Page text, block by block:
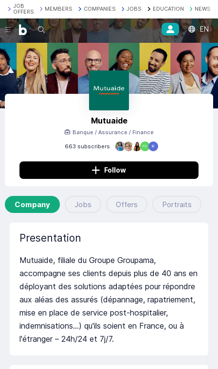
JOB
OFFERS
MEMBERS COMPANIES JOBS EDUCATION NEWS
Search EN
Mutuaide
663 subscribers FG IB
Banque / Assurance / Finance
Follow
Company Jobs Offers Portraits
Presentation
Mutuaide, filiale du Groupe Groupama,
accompagne ses clients depuis plus de 40 ans en
déployant des solutions adaptées pour répondre
aux aléas des assurés (dépannage, rapatriement,
mise en place de service post-hospitalier,
indemnisations…) qu'ils soient en France, ou à
l'étranger – 24h/24 et 7j/7.